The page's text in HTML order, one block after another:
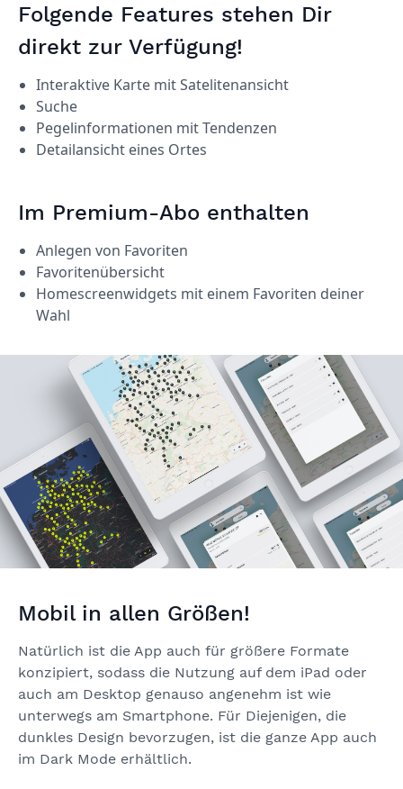
Folgende Features stehen Dir
direkt zur Verfügung!
Interaktive Karte mit Satelitenansicht
Suche
Pegelinformationen mit Tendenzen
Detailansicht eines Ortes
Im Premium-Abo enthalten
Anlegen von Favoriten
Favoritenübersicht
Homescreenwidgets mit einem Favoriten deiner
Wahl
Mobil in allen Größen!
Natürlich ist die App auch für größere Formate
konzipiert, sodass die Nutzung auf dem iPad oder
auch am Desktop genauso angenehm ist wie
unterwegs am Smartphone. Für Diejenigen, die
dunkles Design bevorzugen, ist die ganze App auch
im Dark Mode erhältlich.